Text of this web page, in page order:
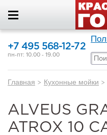
+7 495 568-12-72
пн-пт: 10.00 - 19.00
Главная > Кухонные мойки >
ALVEUS
ATROX 10